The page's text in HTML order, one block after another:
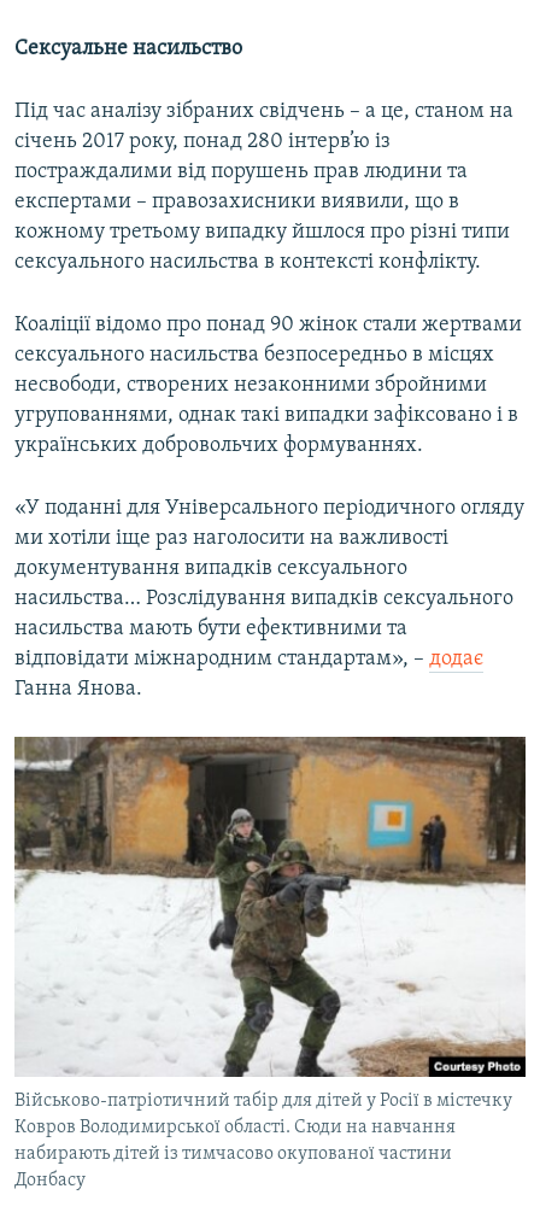
Сексуальне насильство
Під час аналізу зібраних свідчень – а це, станом на
січень 2017 року, понад 280 інтерв’ю із
постраждалими від порушень прав людини та
експертами – правозахисники виявили, що в
кожному третьому випадку йшлося про різні типи
сексуального насильства в контексті конфлікту.
Коаліції відомо про понад 90 жінок стали жертвами
сексуального насильства безпосередньо в місцях
несвободи, створених незаконними збройними
угрупованнями, однак такі випадки зафіксовано і в
українських добровольчих формуваннях.
«У поданні для Універсального періодичного огляду
ми хотіли іще раз наголосити на важливості
документування випадків сексуального
насильства… Розслідування випадків сексуального
насильства мають бути ефективними та
відповідати міжнародним стандартам», – додає
Ганна Янова.
Військово-патріотичний табір для дітей у Росії в містечку
Ковров Володимирської області. Сюди на навчання
набирають дітей із тимчасово окупованої частини
Донбасу